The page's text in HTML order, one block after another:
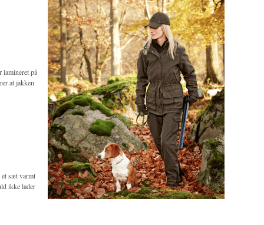
lamineret på
at jakken
et sætvarmt
ikke lader